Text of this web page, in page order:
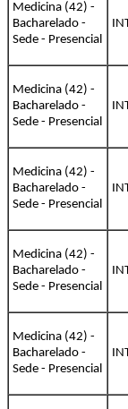
Medicina (42) -
Bacharelado -
Sede - Presencial
Medicina (42) -
Bacharelado -
Sede - Presencial
Medicina (42) -
Bacharelado -
Sede - Presencial
Medicina (42) -
Bacharelado -
Sede - Presencial
Medicina (42) -
Bacharelado -
Sede - Presencial